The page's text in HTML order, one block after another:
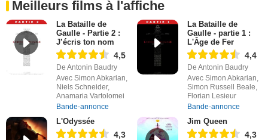
Meilleurs films à l'affiche
La Bataille de
Gaulle - Partie 2 :
J’écris ton nom
4,5
De Antonin Baudry
Avec Simon Abkarian,
Niels Schneider,
Anamaria Vartolomei
Bande-annonce
La Bataille de
Gaulle - partie 1 :
L'Âge de Fer
4,4
De Antonin Baudry
Avec Simon Abkarian,
Simon Russell Beale,
Florian Lesieur
Bande-annonce
L'Odyssée
4,3
Jim Queen
4,3